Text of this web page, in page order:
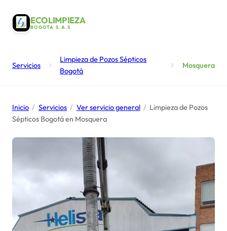
ECOLIMPIEZA
BOGOTA S.A.S
Servicios
Limpieza de Pozos Sépticos
Bogotá
Mosquera
Inicio / Servicios / Ver servicio general / Limpieza de Pozos
Sépticos Bogotá en Mosquera